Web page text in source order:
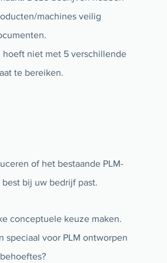
machines veilig
hoeft niet met 5 verschillende
te bereiken.
of het bestaande PLM-
bij uw bedrijf past.
conceptuele keuze maken.
speciaal voor PLM ontworpen